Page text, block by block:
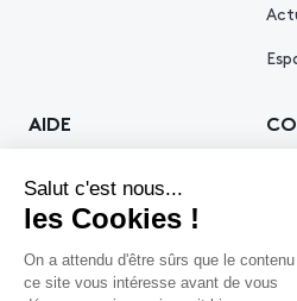
AIDE
Vendre avec Piasa
Demande d’estimation